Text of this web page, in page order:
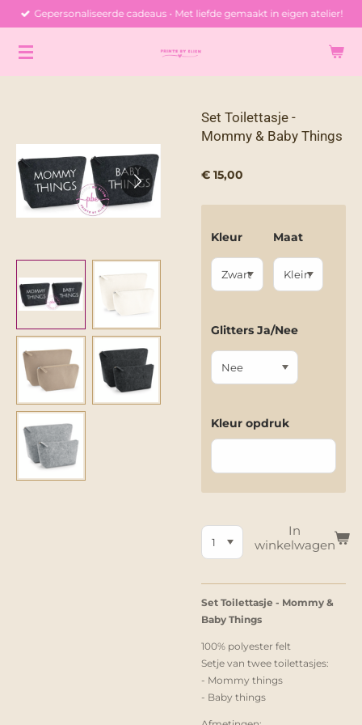
naar
Gepersonaliseerde cadeaus • Met liefde gemaakt in eigen atelier!
Set Toilettasje -
Mommy & Baby Things
€ 15,00
Kleur Maat
Glitters Ja/Nee
Kleur opdruk
In
winkelwagen
Set Toilettasje - Mommy &
Baby Things
100% polyester felt
Setje van twee toilettasjes:
- Mommy things
- Baby things